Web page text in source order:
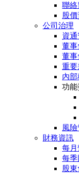
聯絡
股
公司治理
資
董事
董事
重
內
功能
風
財務資訊
每
每季
股